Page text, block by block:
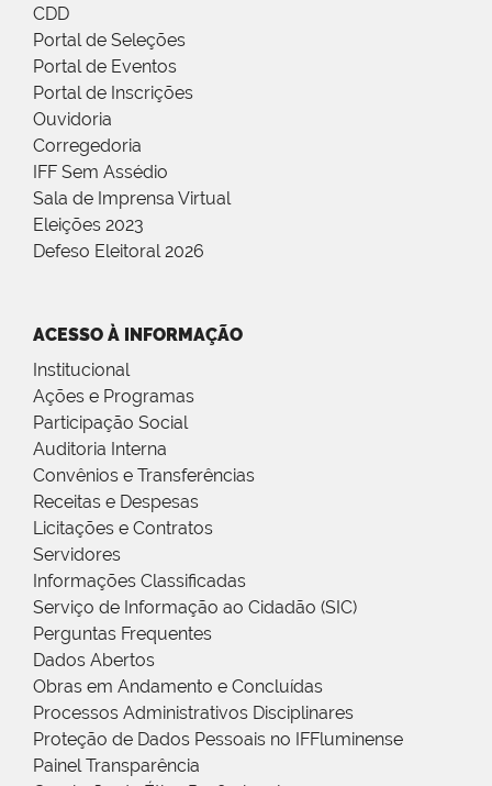
CDD
Portal de Seleções
Portal de Eventos
Portal de Inscrições
Ouvidoria
Corregedoria
IFF Sem Assédio
Sala de Imprensa Virtual
Eleições 2023
Defeso Eleitoral 2026
ACESSO À INFORMAÇÃO
Institucional
Ações e Programas
Participação Social
Auditoria Interna
Convênios e Transferências
Receitas e Despesas
Licitações e Contratos
Servidores
Informações Classificadas
Serviço de Informação ao Cidadão (SIC)
Perguntas Frequentes
Dados Abertos
Obras em Andamento e Concluídas
Processos Administrativos Disciplinares
Proteção de Dados Pessoais no IFFluminense
Painel Transparência